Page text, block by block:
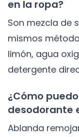
en la ropa?
Son mezcla de
mismos
limón, agua
detergente
¿Cómo
desodorante
Ablanda